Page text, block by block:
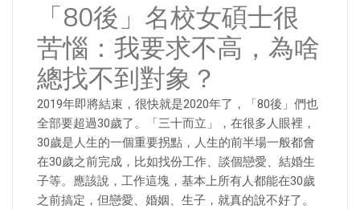
「80後」名校女碩士很
苦惱：我要求不高，為啥
總找不到對象？
2019年即將結束，很快就是2020年了，「80後」們也
全部要超過30歲了。「三十而立」，在很多人眼裡，
30歲是人生的一個重要拐點，人生的前半場一般都會
在30歲之前完成，比如找份工作、談個戀愛、結婚生
子等。應該說，工作這塊，基本上所有人都能在30歲
之前搞定，但戀愛、婚姻、生子，就真的說不好了。